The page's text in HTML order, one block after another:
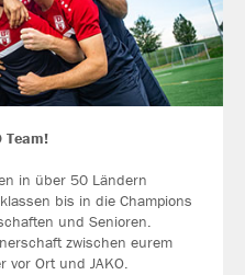
Team!
in über 50 Ländern
bis in die Champions
und Senioren.
zwischen eurem
vor Ort und JAKO.